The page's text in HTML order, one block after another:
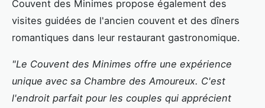
Couvent des Minimes propose également des
visites guidées de l'ancien couvent et des dîners
romantiques dans leur restaurant gastronomique.
"Le Couvent des Minimes offre une expérience
unique avec sa Chambre des Amoureux. C'est
l'endroit parfait pour les couples qui apprécient